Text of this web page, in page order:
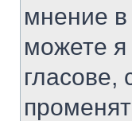
мнение в
можете я
гласове,